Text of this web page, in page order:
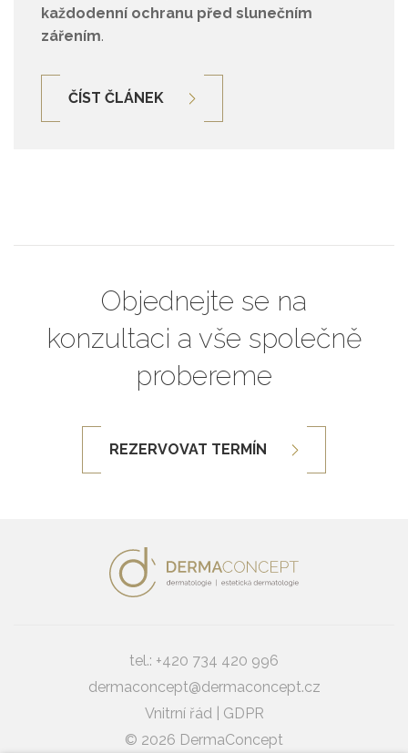
každodenní ochranu před slunečním
zářením.
ČÍST ČLÁNEK
Objednejte se na
konzultaci a vše společně
probereme
REZERVOVAT TERMÍN
tel.: +420 734 420 996
dermaconcept@dermaconcept.cz
Vnitrní řád
GDPR
© 2026 DermaConcept